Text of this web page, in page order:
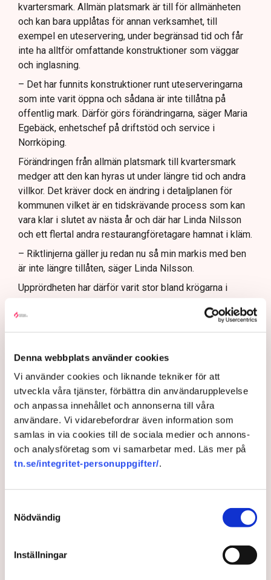
Denna webbplats använder cookies
Vi använder cookies och liknande tekniker för att
utveckla våra tjänster, förbättra din användarupplevelse
och anpassa innehållet och annonserna till våra
användare. Vi vidarebefordrar även information som
samlas in via cookies till de sociala medier och annons-
och analysföretag som vi samarbetar med. Läs mer på
tn.se/integritet-personuppgifter/.
Nödvändig
Inställningar
kvartersmark. Allmän platsmark är till för allmänheten
och kan bara upplåtas för annan verksamhet, till
exempel en uteservering, under begränsad tid och får
inte ha alltför omfattande konstruktioner som väggar
och inglasning.
– Det har funnits konstruktioner runt uteserveringarna
som inte varit öppna och sådana är inte tillåtna på
offentlig mark. Därför görs förändringarna, säger Maria
Egebäck, enhetschef på driftstöd och service i
Norrköping.
Förändringen från allmän platsmark till kvartersmark
medger att den kan hyras ut under längre tid och andra
villkor. Det kräver dock en ändring i detaljplanen för
kommunen vilket är en tidskrävande process som kan
vara klar i slutet av nästa år och där har Linda Nilsson
och ett flertal andra restaurangföretagare hamnat i kläm.
– Riktlinjerna gäller ju redan nu så min markis med ben
är inte längre tillåten, säger Linda Nilsson.
Upprördheten har därför varit stor bland krögarna i
staket, inglasningar och liknande delar av
uteserveringarna. De menar också att
otydlig och i vissa fall arrogant. I en intervju i
Norrköpings Tidningar säger en företrädare för
kommunen att en del restaurangföretagare ”kör ett
fulspel”, att ”en liten klick maximalt stretchar
systemet.”
– Det är typiskt för hur en del tjänstemän i kommunen
ser på oss, säger Linda Nilsson och hänvisar till
Svenskt Näringslivs ranking av det lokala
Hade markisen varit frihängande
Restaurang Linda Kula har nu ställt in hela